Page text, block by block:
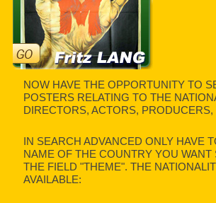
NOW HAVE THE OPPORTUNITY TO
POSTERS RELATING TO THE
DIRECTORS, ACTORS,
IN SEARCH ADVANCED ONLY HAVE
NAME OF THE COUNTRY YOU WANT
THE FIELD "THEME". THE
AVAILABLE: